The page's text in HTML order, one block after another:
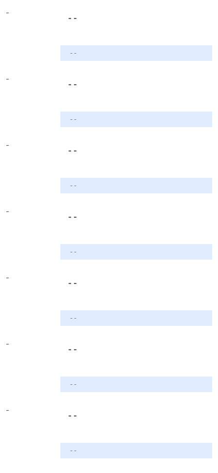
-
- -
- -
-
- -
- -
-
- -
- -
-
- -
- -
-
- -
- -
-
- -
- -
-
- -
- -